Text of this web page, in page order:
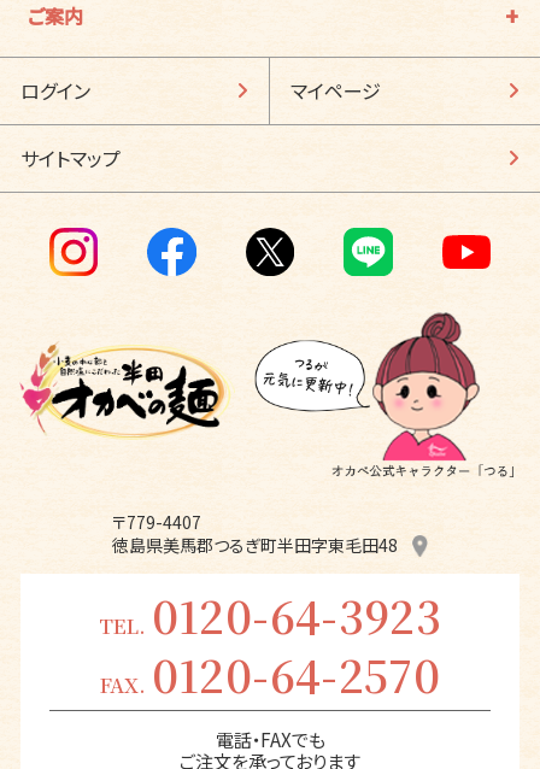
ご案内
ログイン マイページ
サイトマップ
〒779-4407
徳島県美馬郡つるぎ町半田字東毛田48
TEL. 0120-64-3923
FAX. 0120-64-2570
電話・FAXでも
ご注文を承っております